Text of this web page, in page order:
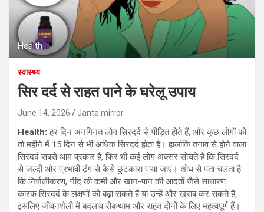
Health
स्वास्थ्य
सिर दर्द से राहत पाने के घरेलू उपाय
June 14, 2026 Janta mirror
Health:हर दिन अनगिनत लोग सिरदर्द से पीड़ित होते हैं, और कुछ लोगों को
तो महीने में 15 दिन से भी अधिक सिरदर्द होता है। हालांकि तनाव से होने वाला
सिरदर्द सबसे आम प्रकार है, फिर भी कई लोग अक्सर सोचते हैं कि सिरदर्द
से जल्दी और प्रभावी ढंग से कैसे छुटकारा पाया जाए। शोध से पता चलता है
कि निर्जलीकरण, नींद की कमी और खान-पान की आदतों जैसे साधारण
कारक सिरदर्द के लक्षणों को बढ़ा सकते हैं या उन्हें और खराब कर सकते हैं,
इसलिए जीवनशैली में बदलाव रोकथाम और राहत दोनों के लिए महत्वपूर्ण हैं।